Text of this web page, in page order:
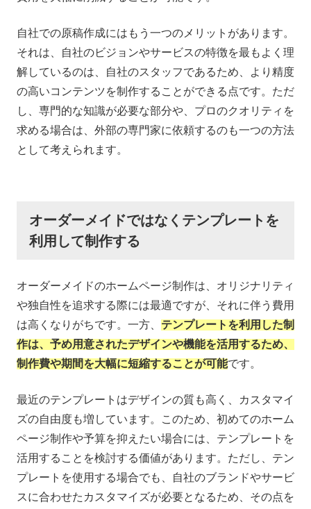
自社での原稿作成にはもう一つのメリットがあります。
それは、自社のビジョンやサービスの特徴を最もよく理
解しているのは、自社のスタッフであるため、より精度
の高いコンテンツを制作することができる点です。ただ
し、専門的な知識が必要な部分や、プロのクオリティを
求める場合は、外部の専門家に依頼するのも一つの方法
として考えられます。
オーダーメイドではなくテンプレートを
利用して制作する
オーダーメイドのホームページ制作は、オリジナリティ
や独自性を追求する際には最適ですが、それに伴う費用
は高くなりがちです。一方、 テンプレートを利用した制
作は、予め用意されたデザインや機能を活用するため、
制作費や期間を大幅に短縮することが可能です。
最近のテンプレートはデザインの質も高く、カスタマイ
ズの自由度も増しています。このため、初めてのホーム
ページ制作や予算を抑えたい場合には、テンプレートを
活用することを検討する価値があります。ただし、テン
プレートを使用する場合でも、自社のブランドやサービ
スに合わせたカスタマイズが必要となるため、その点を